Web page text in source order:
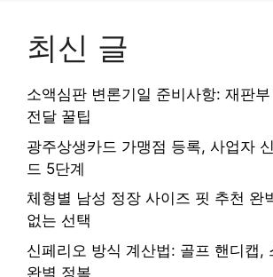
최신 글
소액심판 변론기일 준비사항: 재판
전달 꿀팁
광주상생카드 가맹점 등록, 사업자
드 5단계
체형별 남성 정장 사이즈 핏 추천 완
없는 선택
신페리오 방식 계산법: 골프 핸디캡,
완벽 정복